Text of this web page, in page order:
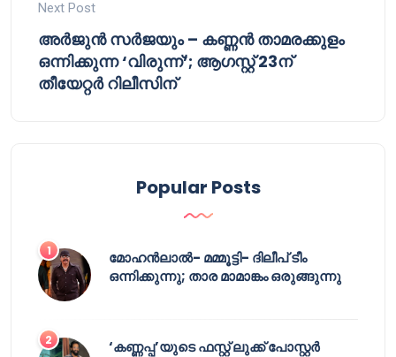
Next Post
അർജുൻ സർജയും – കണ്ണൻ താമരക്കുളം
ഒന്നിക്കുന്ന ‘വിരുന്ന്’; ആഗസ്റ്റ് 23ന്
തീയേറ്റർ റിലീസിന്
Popular Posts
മോഹൻലാൽ- മമ്മൂട്ടി- ദിലീപ് ടീം
ഒന്നിക്കുന്നു; താര മാമാങ്കം ഒരുങ്ങുന്നു
‘കണ്ണപ്പ’യുടെ ഫസ്റ്റ് ലുക്ക് പോസ്റ്റർ